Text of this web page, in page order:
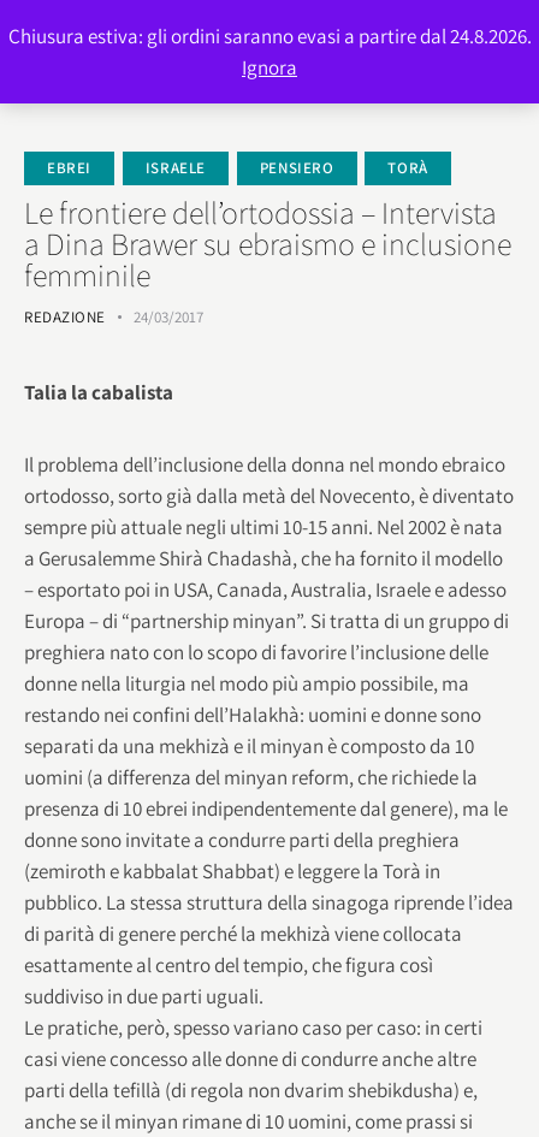
EBREI ISRAELE PENSIERO TORÀ
Le frontiere dell’ortodossia – Intervista
a Dina Brawer su ebraismo e inclusione
femminile
REDAZIONE 24/03/2017
Talia la cabalista
Il problema dell’inclusione della donna nel mondo ebraico
ortodosso, sorto già dalla metà del Novecento, è diventato
sempre più attuale negli ultimi 10-15 anni. Nel 2002 è nata
a Gerusalemme Shirà Chadashà, che ha fornito il modello
– esportato poi in USA, Canada, Australia, Israele e adesso
Europa – di “partnership minyan”. Si tratta di un gruppo di
preghiera nato con lo scopo di favorire l’inclusione delle
donne nella liturgia nel modo più ampio possibile, ma
restando nei confini dell’Halakhà: uomini e donne sono
separati da una mekhizà e il minyan è composto da 10
uomini (a differenza del minyan reform, che richiede la
presenza di 10 ebrei indipendentemente dal genere), ma le
donne sono invitate a condurre parti della preghiera
(zemiroth e kabbalat Shabbat) e leggere la Torà in
pubblico. La stessa struttura della sinagoga riprende l’idea
di parità di genere perché la mekhizà viene collocata
esattamente al centro del tempio, che figura così
suddiviso in due parti uguali.
Le pratiche, però, spesso variano caso per caso: in certi
casi viene concesso alle donne di condurre anche altre
parti della tefillà (di regola non dvarim shebikdusha) e,
anche se il minyan rimane di 10 uomini, come prassi si
Chiusura estiva: gli ordini saranno evasi a partire dal 24.8.2026.
Ignora